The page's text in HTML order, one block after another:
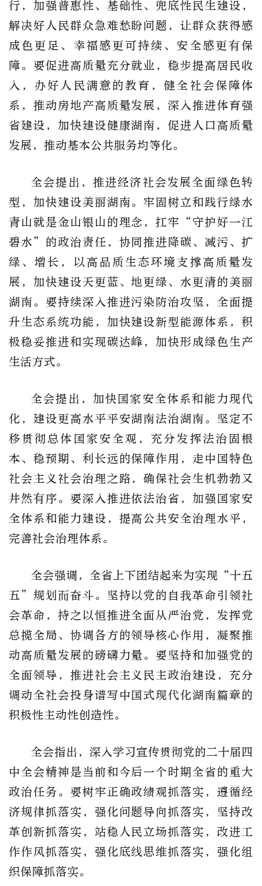
行，加强普惠性、基础性、兜底性民生建设，
解决好人民群众急难愁盼问题，让群众获得感
成色更足、幸福感更可持续、安全感更有保
障。要促进高质量充分就业，稳步提高居民收
入，办好人民满意的教育，健全社会保障体
系，推动房地产高质量发展，深入推进体育强
省建设，加快建设健康湖南，促进人口高质量
发展，推动基本公共服务均等化。
全会提出，推进经济社会发展全面绿色转
型，加快建设美丽湖南。牢固树立和践行绿水
青山就是金山银山的理念，扛牢“守护好一江
碧水”的政治责任，协同推进降碳、减污、扩
绿、增长，以高品质生态环境支撑高质量发
展，加快建设天更蓝、地更绿、水更清的美丽
湖南。要持续深入推进污染防治攻坚，全面提
升生态系统功能，加快建设新型能源体系，积
极稳妥推进和实现碳达峰，加快形成绿色生产
生活方式。
全会提出，加快国家安全体系和能力现代
化，建设更高水平平安湖南法治湖南。坚定不
移贯彻总体国家安全观，充分发挥法治固根
本、稳预期、利长远的保障作用，走中国特色
社会主义社会治理之路，确保社会生机勃勃又
井然有序。要深入推进依法治省，加强国家安
全体系和能力建设，提高公共安全治理水平，
完善社会治理体系。
全会强调，全省上下团结起来为实现“十五
五”规划而奋斗。坚持以党的自我革命引领社
会革命，持之以恒推进全面从严治党，发挥党
总揽全局、协调各方的领导核心作用，凝聚推
动高质量发展的磅礴力量。要坚持和加强党的
全面领导，推进社会主义民主政治建设，充分
调动全社会投身谱写中国式现代化湖南篇章的
积极性主动性创造性。
全会指出，深入学习宣传贯彻党的二十届四
中全会精神是当前和今后一个时期全省的重大
政治任务。要树牢正确政绩观抓落实，遵循经
济规律抓落实，强化问题导向抓落实，坚持改
革创新抓落实，站稳人民立场抓落实，改进工
作作风抓落实，强化底线思维抓落实，强化组
织保障抓落实。